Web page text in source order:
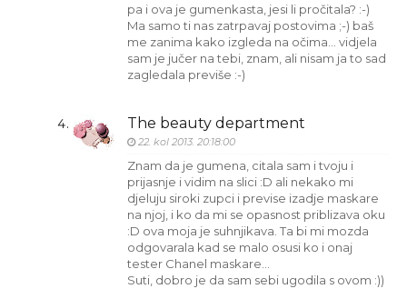
pa i ova je gumenkasta, jesi li pročitala? :-)
Ma samo ti nas zatrpavaj postovima ;-) baš
me zanima kako izgleda na očima... vidjela
sam je jučer na tebi, znam, ali nisam ja to sad
zagledala previše :-)
The beauty department
22. kol 2013. 20:18:00
Znam da je gumena, citala sam i tvoju i
prijasnje i vidim na slici :D ali nekako mi
djeluju siroki zupci i previse izadje maskare
na njoj, i ko da mi se opasnost priblizava oku
:D ova moja je suhnjikava. Ta bi mi mozda
odgovarala kad se malo osusi ko i onaj
tester Chanel maskare...
Suti, dobro je da sam sebi ugodila s ovom :))